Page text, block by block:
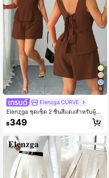
6
Elenzga CURVE
Elenzga ชุดเซ็ต 2 ชิ้นสีแดงสำหรับผู้ห
ญิง, เสื้อสายเดี่ยวผูกโบว์ด้านหลัง + กาง
เกงขาสั้น, เหมาะสำหรับออกเดท, ช้อปปิ้
฿349